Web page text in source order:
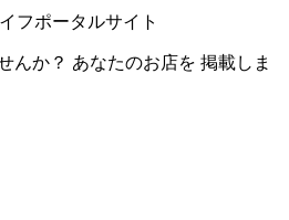
フポータルサイト
んか？ あなたのお店を 掲載しま